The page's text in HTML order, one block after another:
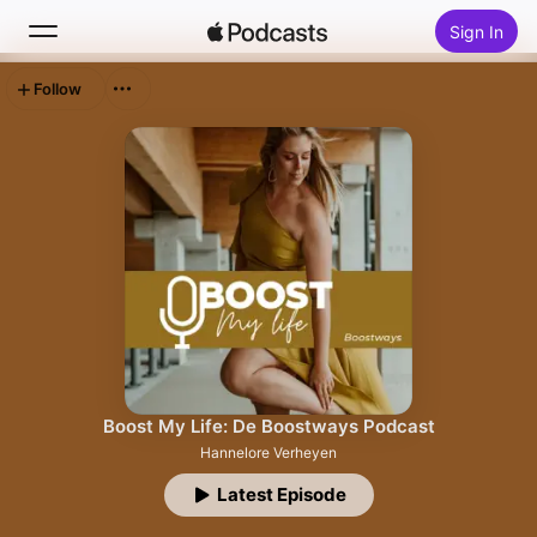
Sign In
Boost My Life: De Boostways Podcast
Hannelore Verheyen
Latest Episode
Follow